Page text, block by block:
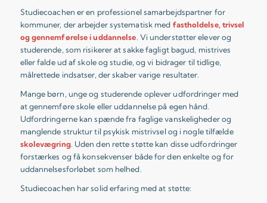
Studiecoachen er en professionel samarbejdspartner for
kommuner, der arbejder systematisk med fastholdelse, trivsel
og gennemførelse i uddannelse . Vi understøtter elever og
studerende, som risikerer at sakke fagligt bagud, mistrives
eller falde ud af skole og studie, og vi bidrager til tidlige,
målrettede indsatser, der skaber varige resultater.
Mange børn, unge og studerende oplever udfordringer med
at gennemføre skole eller uddannelse på egen hånd.
Udfordringerne kan spænde fra faglige vanskeligheder og
manglende struktur til psykisk mistrivsel og i nogle tilfælde
skolevægring. Uden den rette støtte kan disse udfordringer
forstærkes og få konsekvenser både for den enkelte og for
uddannelsesforløbet som helhed.
Studiecoachen har solid erfaring med at støtte: